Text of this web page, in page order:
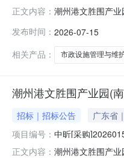
正文内容： 潮州港文胜围产
中标候选人第一
发布时间： 2026-07-15
相关产品：
市政设施管理与维
潮州港文胜围产业园(
招标｜招标公告 广东省
项目编号： 中昕[采购
正文内容： 潮州港文胜围产